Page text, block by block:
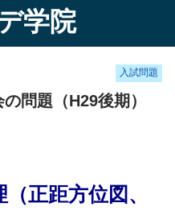
学院
入試問題
問題（H29後期）
正距方位図、